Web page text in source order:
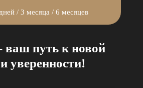
/ 3 месяца / 6 месяцев
ваш путь к новой
уверенности!